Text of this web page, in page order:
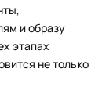
и образу
этапах
не только